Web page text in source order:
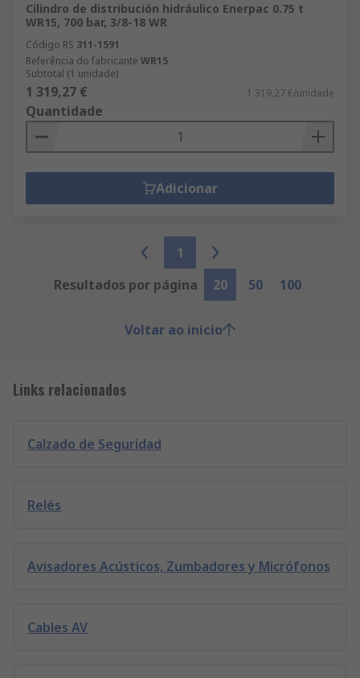
Cilindro de distribución hidráulico Enerpac 0.75 t
WR15, 700 bar, 3/8-18 WR
Código RS 311-1591
Referência do fabricante WR15
Subtotal (1 unidade)
1 319,27 € 1 319,27 €/unidade
Quantidade
Adicionar
1
Resultados por página
20 50 100
Voltar ao inicio
Links relacionados
Calzado de Seguridad
Relés
Avisadores Acústicos, Zumbadores y Micrófonos
Cables AV